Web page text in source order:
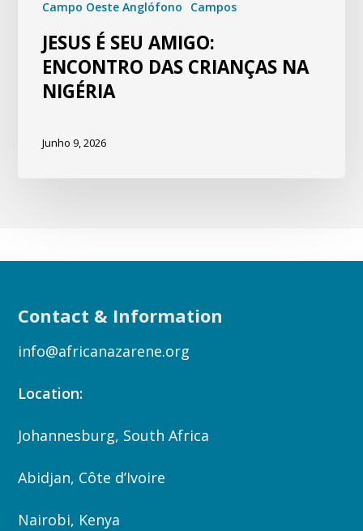
Campo Oeste Anglófono Campos
JESUS É SEU AMIGO:
ENCONTRO DAS CRIANÇAS NA
NIGÉRIA
Junho 9, 2026
Contact & Information
info@africanazarene.org
Location:
Johannesburg, South Africa
Abidjan, Côte d’Ivoire
Nairobi, Kenya